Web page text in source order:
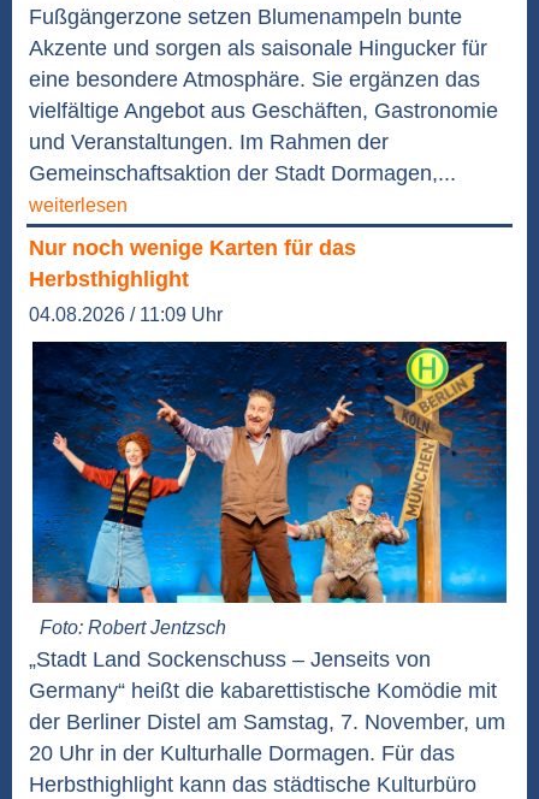
Fußgängerzone setzen Blumenampeln bunte
Akzente und sorgen als saisonale Hingucker für
eine besondere Atmosphäre. Sie ergänzen das
vielfältige Angebot aus Geschäften, Gastronomie
und Veranstaltungen. Im Rahmen der
Gemeinschaftsaktion der Stadt Dormagen,...
weiterlesen
Nur noch wenige Karten für das
Herbsthighlight
04.08.2026 / 11:09 Uhr
Foto: Robert Jentzsch
„Stadt Land Sockenschuss – Jenseits von
Germany“ heißt die kabarettistische Komödie mit
der Berliner Distel am Samstag, 7. November, um
20 Uhr in der Kulturhalle Dormagen. Für das
Herbsthighlight kann das städtische Kulturbüro